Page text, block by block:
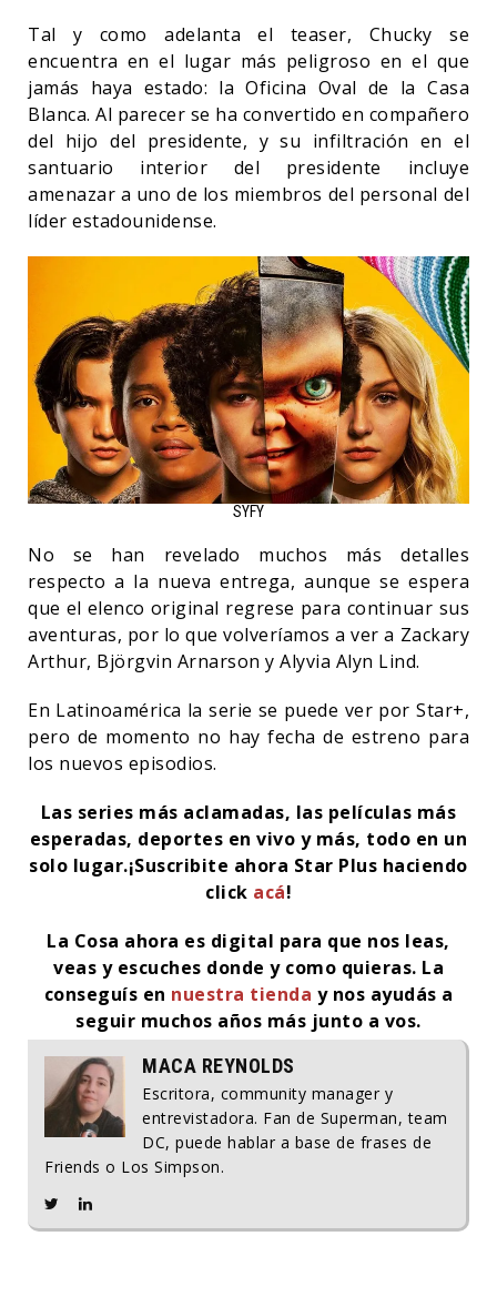
Tal y como adelanta el teaser, Chucky se
encuentra en el lugar más peligroso en el que
jamás haya estado: la Oficina Oval de la Casa
Blanca. Al parecer se ha convertido en compañero
del hijo del presidente, y su infiltración en el
santuario interior del presidente incluye
amenazar a uno de los miembros del personal del
líder estadounidense.
SYFY
No se han revelado muchos más detalles
respecto a la nueva entrega, aunque se espera
que el elenco original regrese para continuar sus
aventuras, por lo que volveríamos a ver a Zackary
Arthur, Björgvin Arnarson y Alyvia Alyn Lind.
En Latinoamérica la serie se puede ver por Star+,
pero de momento no hay fecha de estreno para
los nuevos episodios.
Las series más aclamadas, las películas más
esperadas, deportes en vivo y más, todo en un
solo lugar.¡Suscribite ahora Star Plus haciendo
click acá!
La Cosa ahora es digital para que nos leas,
veas y escuches donde y como quieras. La
conseguís en nuestra tienda y nos ayudás a
seguir muchos años más junto a vos.
MACA REYNOLDS
Escritora, community manager y
entrevistadora. Fan de Superman, team
DC, puede hablar a base de frases de
Friends o Los Simpson.